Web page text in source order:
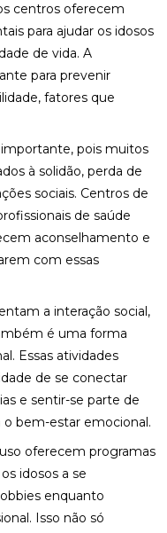
centros oferecem
para ajudar os idosos
de vida. A
para prevenir
fatores que
pois muitos
à solidão, perda de
sociais. Centros de
de saúde
aconselhamento e
com essas
a interação social,
é uma forma
Essas atividades
de se conectar
e sentir-se parte de
bem-estar emocional.
oferecem programas
idosos a se
enquanto
Isso não só